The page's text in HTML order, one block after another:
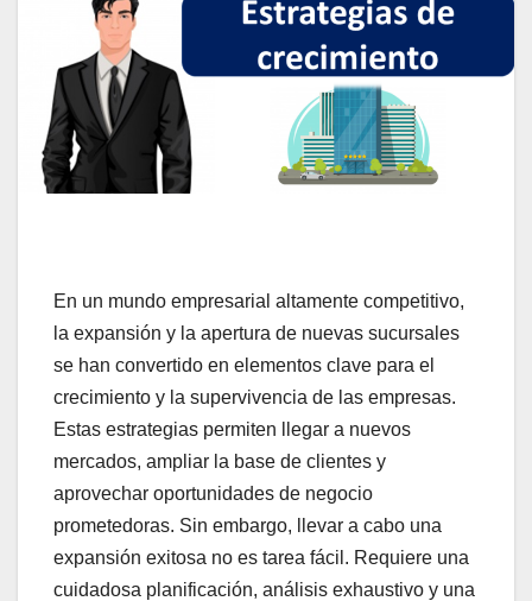
En un mundo empresarial altamente competitivo,
la expansión y la apertura de nuevas sucursales
se han convertido en elementos clave para el
crecimiento y la supervivencia de las empresas.
Estas estrategias permiten llegar a nuevos
mercados, ampliar la base de clientes y
aprovechar oportunidades de negocio
prometedoras. Sin embargo, llevar a cabo una
expansión exitosa no es tarea fácil. Requiere una
cuidadosa planificación, análisis exhaustivo y una